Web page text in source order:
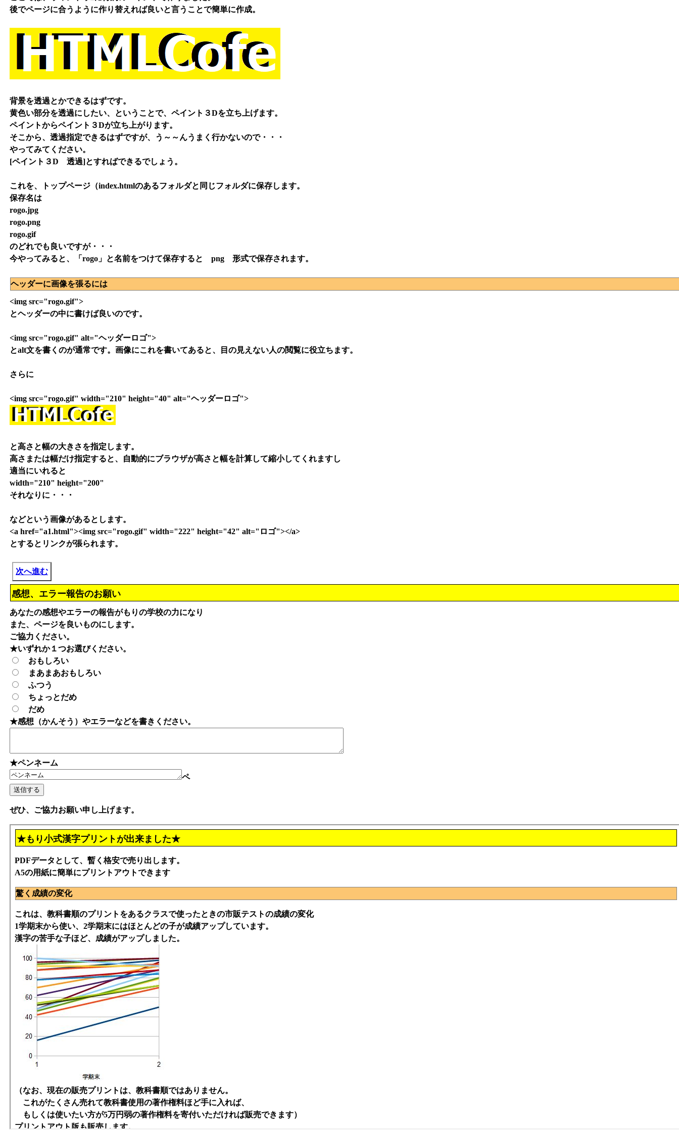
後でページに合うように作り替えれば良いと言うことで簡単に作成。
背景を透過とかできるはずです。
黄色い部分を透過にしたい、ということで、ペイント３Dを立ち上げます。
ペイントからペイント３Dが立ち上がります。
そこから、透過指定できるはずですが、う～～んうまく行かないので・・・
やってみてください。
[ペイント３D 透過]とすればできるでしょう。
これを、トップページ（index.htmlのあるフォルダと同じフォルダに保存します。
保存名は
rogo.jpg
rogo.png
rogo.gif
のどれでも良いですが・・・
今やってみると、「rogo」と名前をつけて保存すると png 形式で保存されます。
ヘッダーに画像を張るには
<img src="rogo.gif">
とヘッダーの中に書けば良いのです。
<img src="rogo.gif" alt="ヘッダーロゴ">
とalt文を書くのが通常です。画像にこれを書いてあると、目の見えない人の閲覧に役立ちます。
さらに
<img src="rogo.gif" width="210" height="40" alt="ヘッダーロゴ">
と高さと幅の大きさを指定します。
高さまたは幅だけ指定すると、自動的にブラウザが高さと幅を計算して縮小してくれますし
適当にいれると
width="210" height="200"
それなりに・・・
などという画像があるとします。
<a href="a1.html"><img src="rogo.gif" width="222" height="42" alt="ロゴ"></a>
とするとリンクが張られます。
次へ進む
感想、エラー報告のお願い
あなたの感想やエラーの報告がもりの学校の力になり
また、ページを良いものにします。
ご協力ください。
★いずれか１つお選びください。
おもしろい
まあまあおもしろい
ふつう
ちょっとだめ
だめ
★感想（かんそう）やエラーなどを書きください。
★ペンネーム
ペ
ぜひ、ご協力お願い申し上げます。